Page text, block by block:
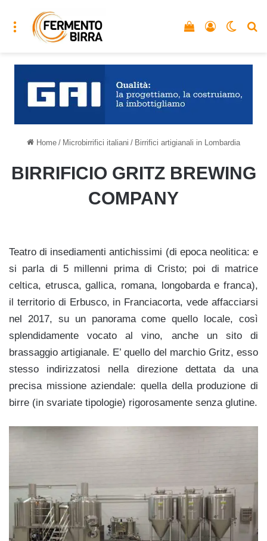
Menu Accedi
Vedi il carrello
Home / Microbirrifici italiani / Birrifici artigianali in Lombardia
BIRRIFICIO GRITZ BREWING
COMPANY
Teatro di insediamenti antichissimi (di epoca neolitica: e
si parla di 5 millenni prima di Cristo; poi di matrice
celtica, etrusca, gallica, romana, longobarda e franca),
il territorio di Erbusco, in Franciacorta, vede affacciarsi
nel 2017, su un panorama come quello locale, così
splendidamente vocato al vino, anche un sito di
brassaggio artigianale. E’ quello del marchio Gritz, esso
stesso indirizzatosi nella direzione dettata da una
precisa missione aziendale: quella della produzione di
birre (in svariate tipologie) rigorosamente senza glutine.